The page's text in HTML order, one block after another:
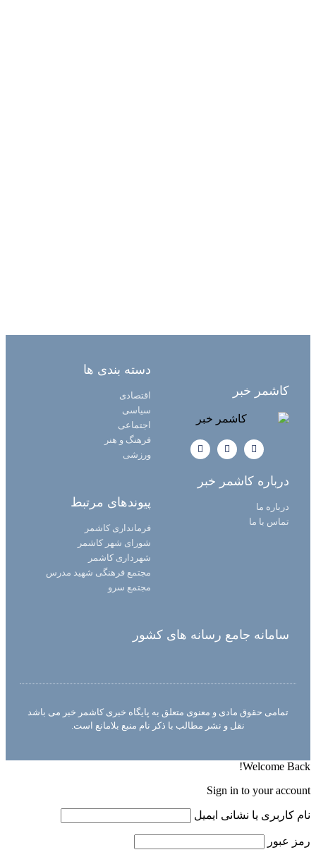
کاشمر خبر
دسته بندی ها
اقتصادی
سیاسی
اجتماعی
فرهنگ و هنر
ورزشی
درباره کاشمر خبر
درباره ما
تماس با ما
پیوندهای مرتبط
فرمانداری کاشمر
شورای شهر کاشمر
شهرداری کاشمر
مجتمع فرهنگی شهید مدرس
مجتمع سرو
سامانه جامع رسانه های کشور
تمامی حقوق مادی و معنوی متعلق به پایگاه خبری کاشمر خبر می باشد
نقل و نشر مطالب با ذکر نام منبع بلامانع است.
Welcome Back!
Sign in to your account
نام کاربری یا نشانی ایمیل
رمز عبور